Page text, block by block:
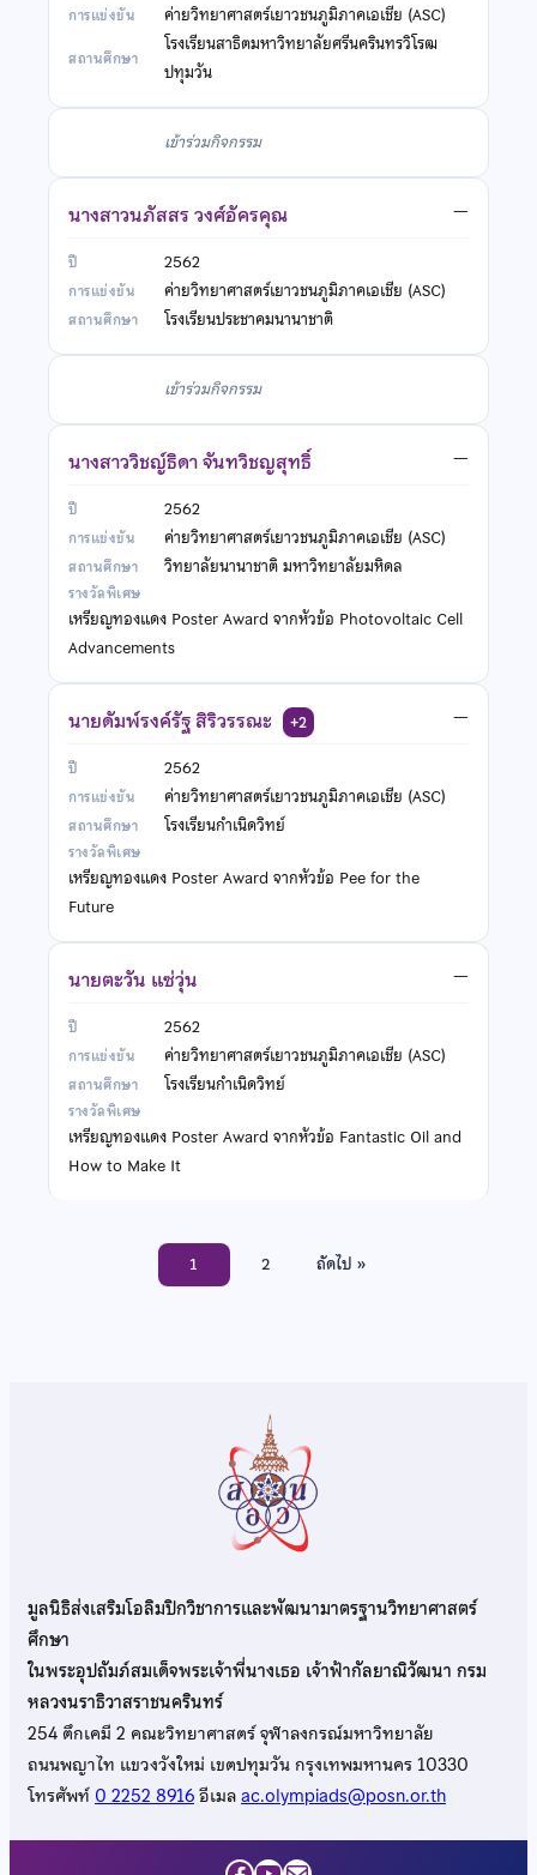
ค่ายวิทยาศาสตร์เยาวชนภูมิภาคเอเชีย (ASC)
โรงเรียนสาธิตมหาวิทยาลัยศรีนครินทรวิโรฒ
ปทุมวัน
เข้าร่วมกิจกรรม
นางสาวนภัสสร วงศ์อัครคุณ
2562
ค่ายวิทยาศาสตร์เยาวชนภูมิภาคเอเชีย (ASC)
—
โรงเรียนประชาคมนานาชาติ
เข้าร่วมกิจกรรม
นางสาววิชญ์ธิดา จันทวิชญสุทธิ์
2562
ค่ายวิทยาศาสตร์เยาวชนภูมิภาคเอเชีย (ASC)
—
วิทยาลัยนานาชาติ มหาวิทยาลัยมหิดล
เหรียญทองแดง Poster Award จากหัวข้อ Photovoltaic Cell
Advancements
นายดัมพ์รงค์รัฐ สิริวรรณะ +2
2562
ค่ายวิทยาศาสตร์เยาวชนภูมิภาคเอเชีย (ASC)
—
โรงเรียนกำเนิดวิทย์
เหรียญทองแดง Poster Award จากหัวข้อ Pee for the
Future
นายตะวัน แซ่วุ่น
2562
ค่ายวิทยาศาสตร์เยาวชนภูมิภาคเอเชีย (ASC)
—
โรงเรียนกำเนิดวิทย์
เหรียญทองแดง Poster Award จากหัวข้อ Fantastic Oil and
How to Make It
1 2 ถัดไป »
มูลนิธิส่งเสริมโอลิมปิกวิชาการและพัฒนามาตรฐานวิทยาศาสตร์
ศึกษา
ในพระอุปถัมภ์สมเด็จพระเจ้าพี่นางเธอ เจ้าฟ้ากัลยาณิวัฒนา กรม
หลวงนราธิวาสราชนครินทร์
254 ตึกเคมี 2 คณะวิทยาศาสตร์ จุฬาลงกรณ์มหาวิทยาลัย
ถนนพญาไท แขวงวังใหม่ เขตปทุมวัน กรุงเทพมหานคร 10330
โทรศัพท์ 0 2252 8916อีเมลac.olympiads@posn.or.th